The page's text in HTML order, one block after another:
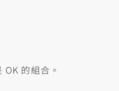
的組合。